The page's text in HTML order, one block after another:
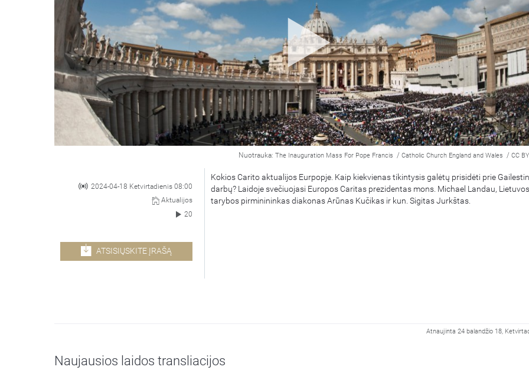
Nuotrauka: The Inauguration Mass For Pope Francis / Catholic Church England and Wales / CC
2024-04-18 Ketvirtadienis 08:00
Aktualijos
20
ATSISIŲSKITE ĮRAŠĄ
Kokios Carito aktualijos Eurpopje. Kaip kiekvienas tikintysis galėtų prisidėti prie
darbų? Laidoje svečiuojasi Europos Caritas prezidentas mons. Michael Landau,
tarybos pirminininkas diakonas Arūnas Kučikas ir kun. Sigitas Jurkštas.
Atnaujinta 24 balandžio 18,
Naujausios laidos transliacijos